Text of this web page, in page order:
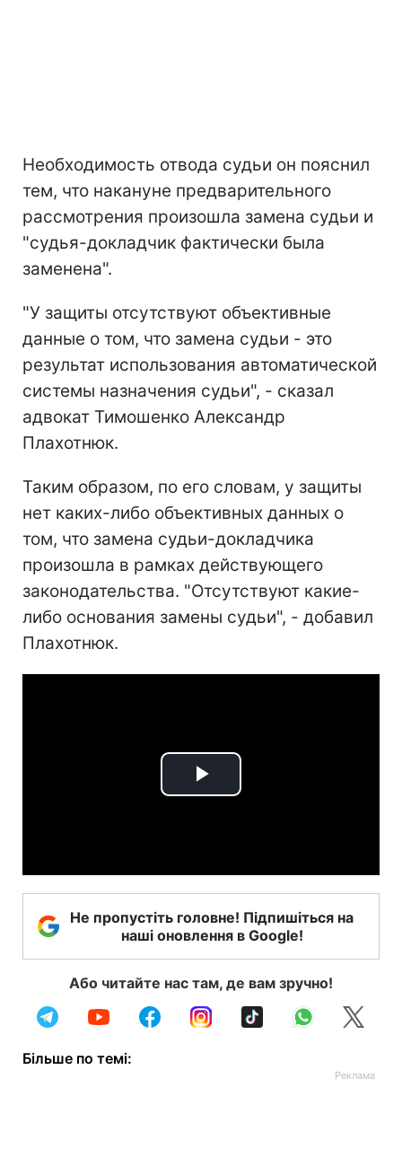
Необходимость отвода судьи он пояснил
тем, что накануне предварительного
рассмотрения произошла замена судьи и
"судья-докладчик фактически была
заменена".
"У защиты отсутствуют объективные
данные о том, что замена судьи - это
результат использования автоматической
системы назначения судьи", - сказал
адвокат Тимошенко Александр
Плахотнюк.
Таким образом, по его словам, у защиты
нет каких-либо объективных данных о
том, что замена судьи-докладчика
произошла в рамках действующего
законодательства. "Отсутствуют какие-
либо основания замены судьи", - добавил
Плахотнюк.
Play
Не пропустіть головне! Підпишіться на
наші оновлення в Google!
Або читайте нас там, де вам зручно!
Більше по темі: